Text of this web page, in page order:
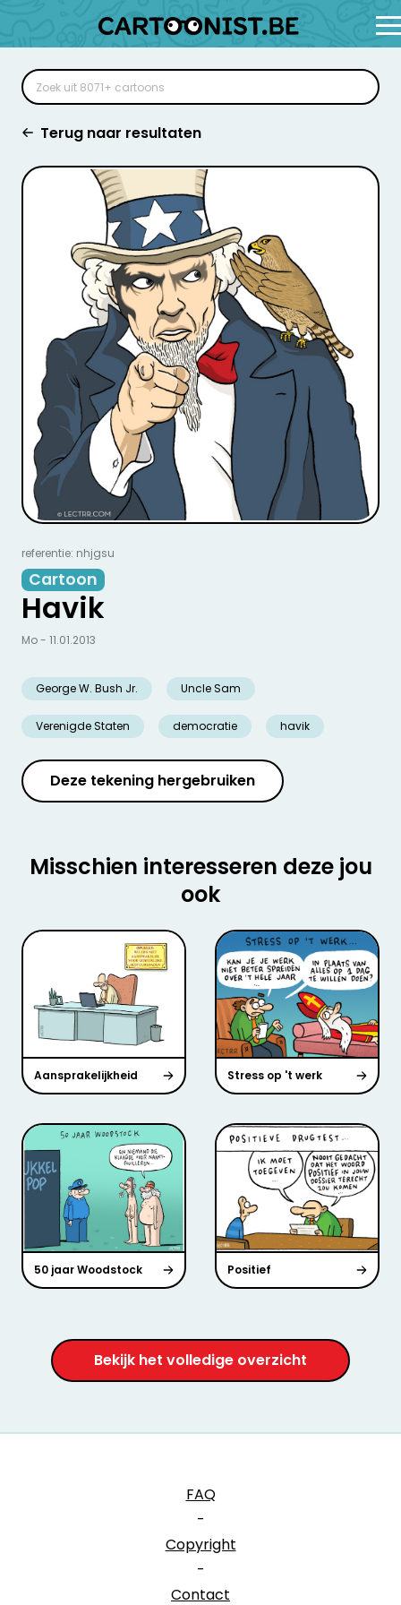
Terug naar resultaten
referentie: nhjgsu
Cartoon
Havik
George W. Bush Jr. Uncle Sam
Verenigde Staten democratie havik
Mo - 11.01.2013
Deze tekening hergebruiken
Misschien interesseren deze jou
ook
Aansprakelijkheid Stress op 't werk
50 jaar Woodstock Positief
Bekijk het volledige overzicht
FAQ
-
Copyright
-
Contact